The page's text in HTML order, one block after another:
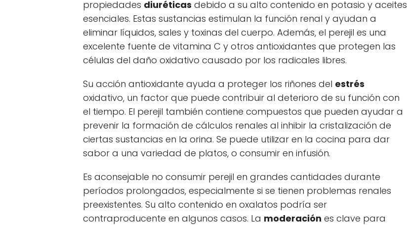
propiedades diuréticas debido a su alto contenido en potasio y aceites
esenciales. Estas sustancias estimulan la función renal y ayudan a
eliminar líquidos, sales y toxinas del cuerpo. Además, el perejil es una
excelente fuente de vitamina C y otros antioxidantes que protegen las
células del daño oxidativo causado por los radicales libres.
Su acción antioxidante ayuda a proteger los riñones del estrés
oxidativo, un factor que puede contribuir al deterioro de su función con
el tiempo. El perejil también contiene compuestos que pueden ayudar a
prevenir la formación de cálculos renales al inhibir la cristalización de
ciertas sustancias en la orina. Se puede utilizar en la cocina para dar
sabor a una variedad de platos, o consumir en infusión.
Es aconsejable no consumir perejil en grandes cantidades durante
períodos prolongados, especialmente si se tienen problemas renales
preexistentes. Su alto contenido en oxalatos podría ser
contraproducente en algunos casos. La moderación es clave para